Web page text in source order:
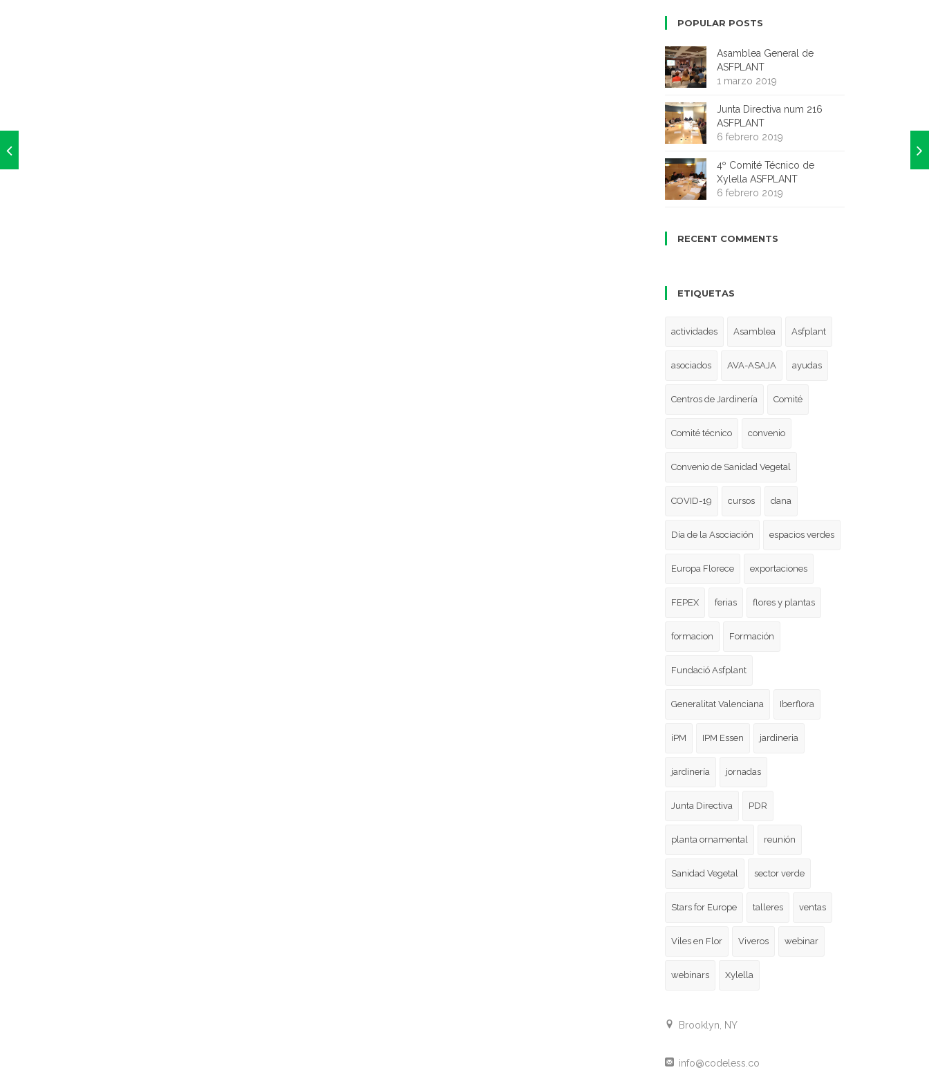
POPULAR POSTS
Asamblea General de
ASFPLANT
1 marzo 2019
Junta Directiva num 216
ASFPLANT
6 febrero 2019
4º Comité Técnico de
Xylella ASFPLANT
6 febrero 2019
RECENT COMMENTS
ETIQUETAS
actividades Asamblea Asfplant
asociados AVA-ASAJA ayudas
Centros de Jardinería Comité
Comité técnico convenio
Convenio de Sanidad Vegetal
COVID-19 cursos dana
Día de la Asociación espacios verdes
Europa Florece exportaciones
FEPEX ferias flores y plantas
formacion Formación
Fundació Asfplant
Generalitat Valenciana Iberflora
iPM IPM Essen jardineria
jardinería jornadas
Junta Directiva PDR
planta ornamental reunión
Sanidad Vegetal sector verde
Stars for Europe talleres ventas
Viles en Flor Viveros webinar
webinars Xylella
Brooklyn, NY
info@codeless.co